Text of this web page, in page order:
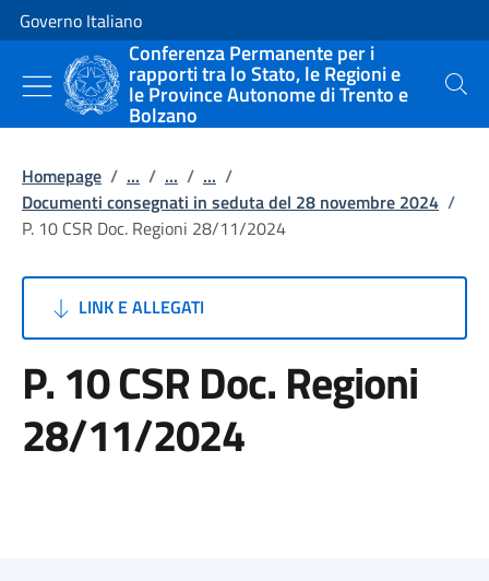
Vai al contenuto
Vai alla navigazione del sito
Governo Italiano
Conferenza Permanente per i
rapporti tra lo Stato, le Regioni e
le Province Autonome di Trento e
Bolzano
Cerca
Homepage / ... / ... / ... /
Documenti consegnati in seduta del 28 novembre 2024 /
P. 10 CSR Doc. Regioni 28/11/2024
LINK E ALLEGATI
P. 10 CSR Doc. Regioni
28/11/2024